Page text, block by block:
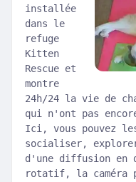
installée
dans le
refuge
Kitten
Rescue et
montre
24h/24 la vie de
qui n'ont pas
Ici, vous pouvez
socialiser,
d'une diffusion en
rotatif, la caméra